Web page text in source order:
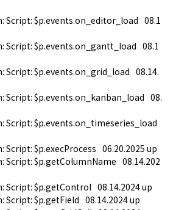
Script: $p.events.on_editor_load 08.1
Script: $p.events.on_gantt_load 08.1
Script: $p.events.on_grid_load 08.14.
Script: $p.events.on_kanban_load 08.
Script: $p.events.on_timeseries_load
Script: $p.execProcess 06.20.2025 up
Script: $p.getColumnName 08.14.202
Script: $p.getControl 08.14.2024 up
Script: $p.getField 08.14.2024 up